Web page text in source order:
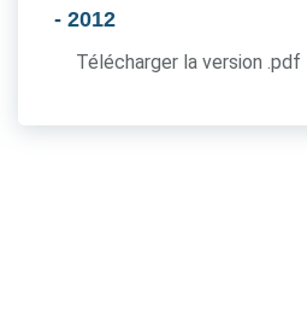
- 2012
Télécharger la version .pdf